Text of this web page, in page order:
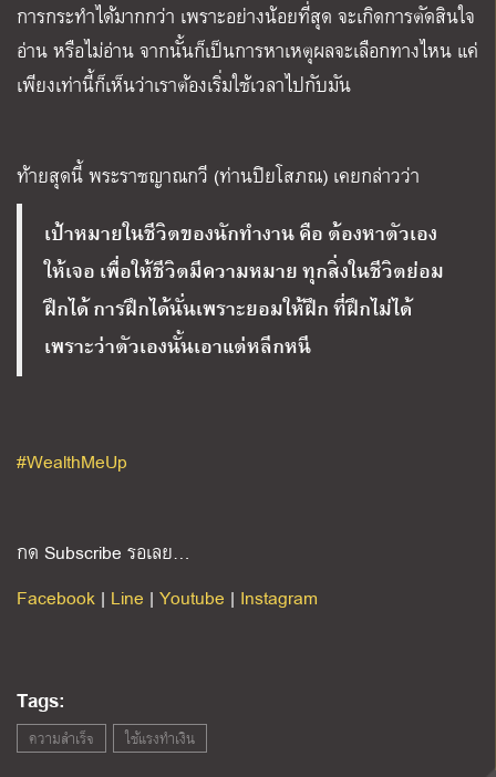
การกระทำได้มากกว่า เพราะอย่างน้อยที่สุด จะเกิดการตัดสินใจ
อ่าน หรือไม่อ่าน จากนั้นก็เป็นการหาเหตุผลจะเลือกทางไหน แค่
เพียงเท่านี้ก็เห็นว่าเราต้องเริ่มใช้เวลาไปกับมัน
ท้ายสุดนี้ พระราชญาณกวี (ท่านปิยโสภณ) เคยกล่าวว่า
เป้าหมายในชีวิตของนักทำงาน คือ ต้องหาตัวเอง
ให้เจอ เพื่อให้ชีวิตมีความหมาย ทุกสิ่งในชีวิตย่อม
ฝึกได้ การฝึกได้นั่นเพราะยอมให้ฝึก ที่ฝึกไม่ได้
เพราะว่าตัวเองนั้นเอาแต่หลีกหนี
#WealthMeUp
กด Subscribe รอเลย…
Facebook | Line | Youtube | Instagram
Tags:
ความสำเร็จ ใช้แรงทำเงิน